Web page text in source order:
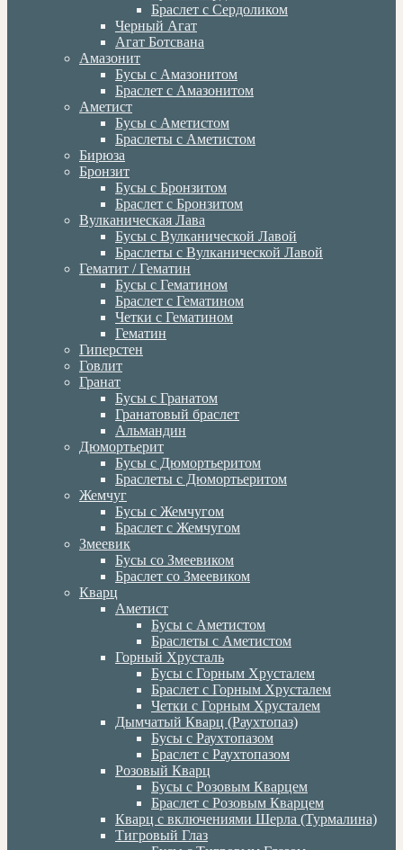
Браслет с Сердоликом
Черный Агат
Агат Ботсвана
Амазонит
Бусы с Амазонитом
Браслет с Амазонитом
Аметист
Бусы с Аметистом
Браслеты с Аметистом
Бирюза
Бронзит
Бусы с Бронзитом
Браслет с Бронзитом
Вулканическая Лава
Бусы с Вулканической Лавой
Браслеты с Вулканической Лавой
Гематит / Гематин
Бусы с Гематином
Браслет с Гематином
Четки с Гематином
Гематин
Гиперстен
Говлит
Гранат
Бусы с Гранатом
Гранатовый браслет
Альмандин
Дюмортьерит
Бусы с Дюмортьеритом
Браслеты с Дюмортьеритом
Жемчуг
Бусы с Жемчугом
Браслет с Жемчугом
Змеевик
Бусы со Змеевиком
Браслет со Змеевиком
Кварц
Аметист
Бусы с Аметистом
Браслеты с Аметистом
Горный Хрусталь
Бусы с Горным Хрусталем
Браслет с Горным Хрусталем
Четки с Горным Хрусталем
Дымчатый Кварц (Раухтопаз)
Бусы с Раухтопазом
Браслет с Раухтопазом
Розовый Кварц
Бусы с Розовым Кварцем
Браслет с Розовым Кварцем
Кварц с включениями Шерла (Турмалина)
Тигровый Глаз